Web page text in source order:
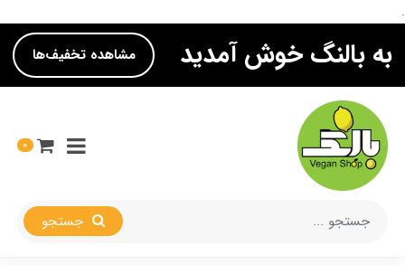
.
به بالنگ خوش آمدید مشاهده تخفیف‌ها
0